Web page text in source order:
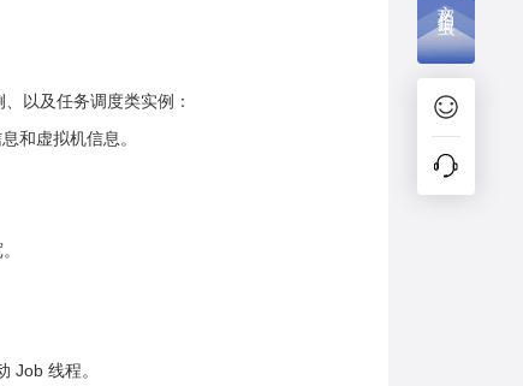
以及任务调度类实例：
和虚拟机信息。
Job 线程。